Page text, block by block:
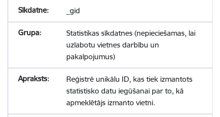
_gid
Statistikas sīkdatnes (nepieciešamas, lai
uzlabotu vietnes darbību un
pakalpojumus)
Reģistrē unikālu ID, kas tiek izmantots
statistisko datu iegūšanai par to, kā
apmeklētājs izmanto vietni.